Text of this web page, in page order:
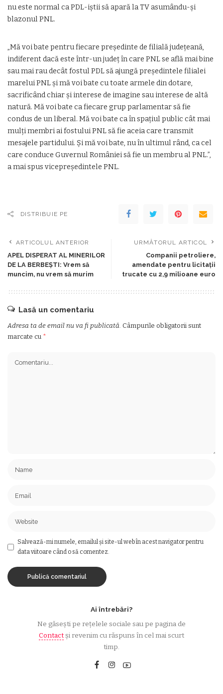
nu este normal ca PDL-iștii să apară la TV asumându-și
blazonul PNL.
„Mă voi bate pentru fiecare președinte de filială județeană,
indiferent dacă este într-un județ în care PNL se află mai bine
sau mai rau decât fostul PDL să ajungă președintele filialei
marelui PNL și mă voi bate cu toate armele din dotare,
sacrificând chiar și interese de imagine sau interese de altă
natură. Mă voi bate ca fiecare grup parlamentar să fie
condus de un liberal. Mă voi bate ca în spațiul public cât mai
mulți membri ai fostului PNL să fie aceia care transmit
mesajele partidului. Și mă voi bate, nu în ultimul rând, ca cel
care conduce Guvernul României să fie un membru al PNL.”,
a mai spus vicepreședintele PNL.
DISTRIBUIE PE
ARTICOLUL ANTERIOR
APEL DISPERAT AL MINERILOR
DE LA BERBEŞTI: Vrem să
muncim, nu vrem să murim
URMĂTORUL ARTICOL
Companii petroliere,
amendate pentru licitaţii
trucate cu 2,9 milioane euro
Lasă un comentariu
Adresa ta de email nu va fi publicată. Câmpurile obligatorii sunt
marcate cu *
Salvează-mi numele, emailul și site-ul web în acest navigator pentru
data viitoare când o să comentez.
Ai întrebări?
Ne găsești pe rețelele sociale sau pe pagina de
Contactși revenim cu răspuns în cel mai scurt
timp.